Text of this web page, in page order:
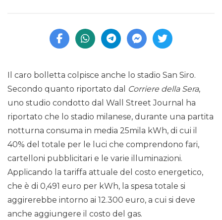
Il caro bolletta colpisce anche lo stadio San Siro.
Secondo quanto riportato dal
Corriere della Sera,
uno studio condotto dal Wall Street Journal ha
riportato che lo stadio milanese, durante una partita
notturna consuma in media 25mila kWh, di cui il
40% del totale per le luci che comprendono fari,
cartelloni pubblicitari e le varie illuminazioni.
Applicando la tariffa attuale del costo energetico,
che è di 0,491 euro per kWh, la spesa totale si
aggirerebbe intorno ai 12.300 euro, a cui si deve
anche aggiungere il costo del gas.